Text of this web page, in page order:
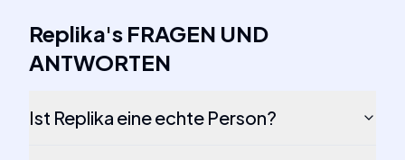
Replika's FRAGEN UND
ANTWORTEN
Ist Replika eine echte Person?